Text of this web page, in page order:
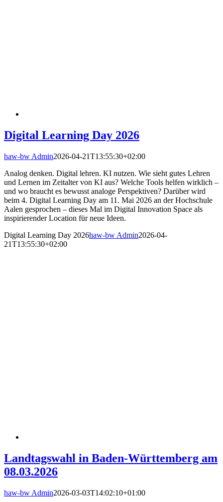
Digital Learning Day 2026
haw-bw Admin2026-04-21T13:55:30+02:00
Analog denken. Digital lehren. KI nutzen. Wie sieht gutes Lehren
und Lernen im Zeitalter von KI aus? Welche Tools helfen wirklich –
und wo braucht es bewusst analoge Perspektiven? Darüber wird
beim 4. Digital Learning Day am 11. Mai 2026 an der Hochschule
Aalen gesprochen – dieses Mal im Digital Innovation Space als
inspirierender Location für neue Ideen.
Digital Learning Day 2026haw-bw Admin2026-04-
21T13:55:30+02:00
Landtagswahl in Baden-Württemberg am
08.03.2026
haw-bw Admin2026-03-03T14:02:10+01:00